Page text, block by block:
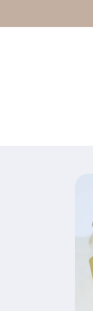
al contenido